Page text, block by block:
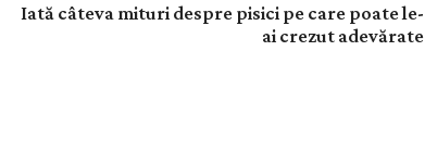
Iată câteva mituri despre pisici pe care poate le-
ai crezut adevărate